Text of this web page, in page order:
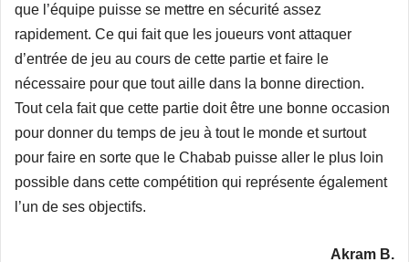
que l’équipe puisse se mettre en sécurité assez
rapidement. Ce qui fait que les joueurs vont attaquer
d’entrée de jeu au cours de cette partie et faire le
nécessaire pour que tout aille dans la bonne direction.
Tout cela fait que cette partie doit être une bonne occasion
pour donner du temps de jeu à tout le monde et surtout
pour faire en sorte que le Chabab puisse aller le plus loin
possible dans cette compétition qui représente également
l’un de ses objectifs.
Akram B.